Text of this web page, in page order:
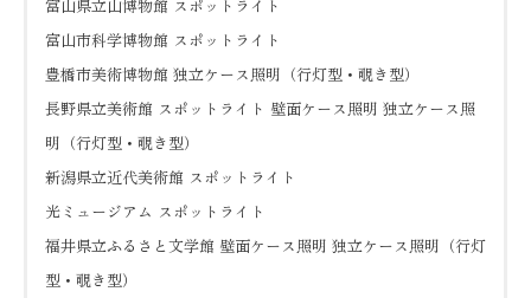
富山県立山博物館 スポットライト
富山市科学博物館 スポットライト
豊橋市美術博物館 独立ケース照明（行灯型・覗き型）
長野県立美術館 スポットライト 壁面ケース照明 独立ケース照
明（行灯型・覗き型）
新潟県立近代美術館 スポットライト
光ミュージアム スポットライト
福井県立ふるさと文学館 壁面ケース照明 独立ケース照明（行灯
型・覗き型）